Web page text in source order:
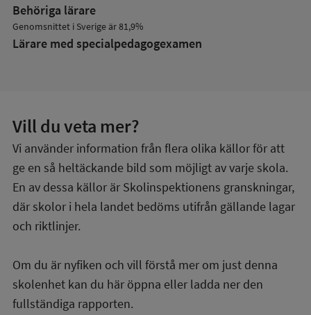
Behöriga lärare
Genomsnittet i Sverige är 81,9%
Lärare med specialpedagog­examen
Vill du veta mer?
Vi använder information från flera olika källor för att
ge en så heltäckande bild som möjligt av varje skola.
En av dessa källor är Skolinspektionens granskningar,
där skolor i hela landet bedöms utifrån gällande lagar
och riktlinjer.
Om du är nyfiken och vill förstå mer om just denna
skolenhet kan du här öppna eller ladda ner den
fullständiga rapporten.